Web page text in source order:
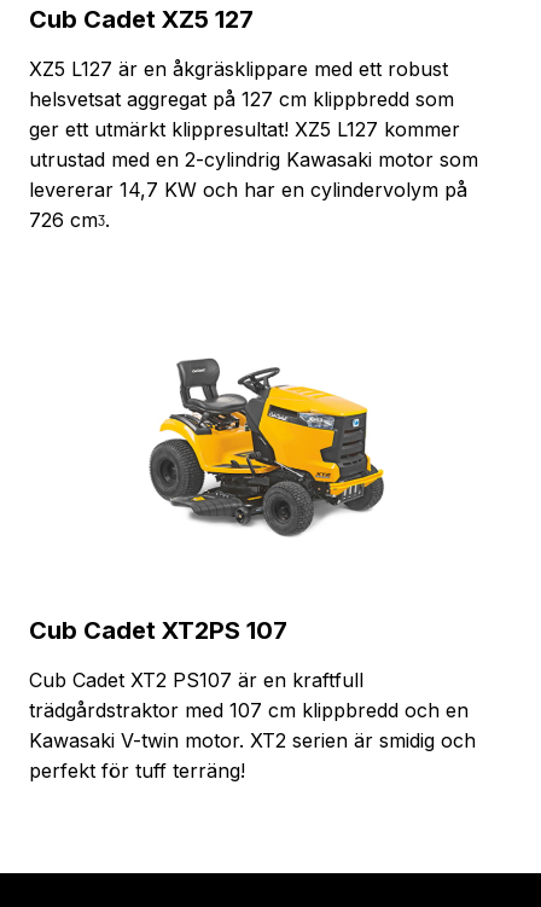
Cub Cadet XZ5 127
XZ5 L127 är en åkgräsklippare med ett robust
helsvetsat aggregat på 127 cm klippbredd som
ger ett utmärkt klippresultat! XZ5 L127 kommer
utrustad med en 2-cylindrig Kawasaki motor som
levererar 14,7 KW och har en cylindervolym på
726 cmᶾ.
Cub Cadet XT2PS 107
Cub Cadet XT2 PS107 är en kraftfull
trädgårdstraktor med 107 cm klippbredd och en
Kawasaki V-twin motor. XT2 serien är smidig och
perfekt för tuff terräng!